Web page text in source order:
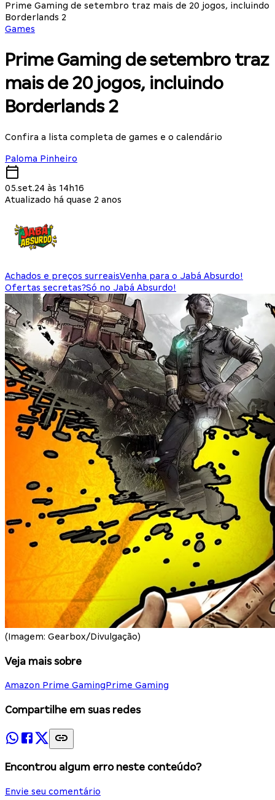
Prime Gaming de setembro traz mais de 20 jogos, incluindo
Borderlands 2
Games
Prime Gaming de setembro traz
mais de 20 jogos, incluindo
Borderlands 2
Confira a lista completa de games e o calendário
Paloma Pinheiro
05.set.24 às 14h16
Atualizado há quase 2 anos
Achados e preços surreaisVenha para o Jabá Absurdo!
Ofertas secretas?Só no Jabá Absurdo!
(Imagem: Gearbox/Divulgação)
Veja mais sobre
Amazon Prime GamingPrime Gaming
Compartilhe em suas redes
Encontrou algum erro neste conteúdo?
Envie seu comentário